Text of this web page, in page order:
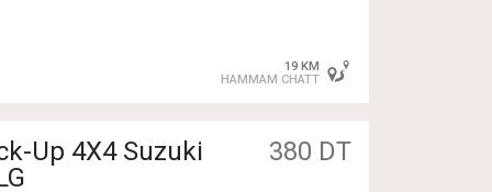
19 KM
HAMMAM CHATT
Up 4X4 Suzuki
380 DT